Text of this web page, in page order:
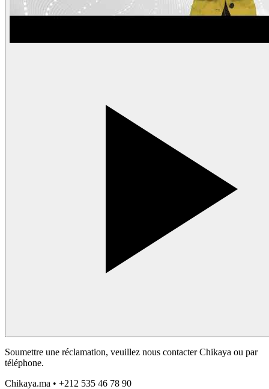
Soumettre une réclamation, veuillez nous contacter Chikaya ou par
téléphone.
Chikaya.ma • +212 535 46 78 90